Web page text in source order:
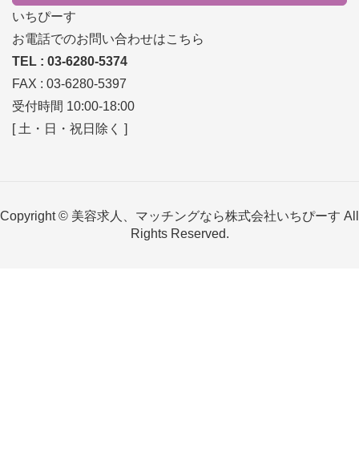
いちぴーす
お電話でのお問い合わせはこちら
TEL : 03-6280-5374
FAX : 03-6280-5397
受付時間 10:00-18:00
[ 土・日・祝日除く ]
Copyright © 美容求人、マッチングなら株式会社いちぴーす All
Rights Reserved.